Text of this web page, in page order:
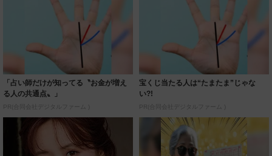
「占い師だけが知ってる〝お金が増え
る人の共通点〟」
PR(合同会社デジタルファーム )
宝くじ当たる人は“たまたま”じゃな
い?!
PR(合同会社デジタルファーム )